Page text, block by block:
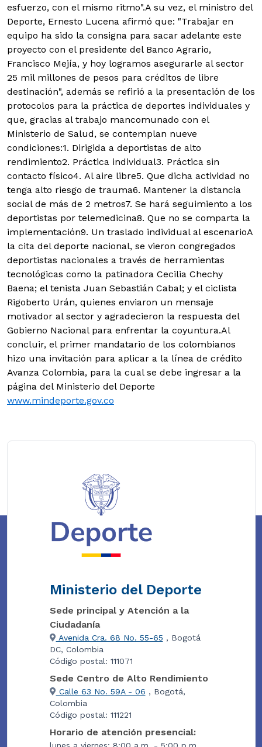
esfuerzo, con el mismo ritmo".A su vez, el ministro del
Deporte, Ernesto Lucena afirmó que: "Trabajar en
equipo ha sido la consigna para sacar adelante este
proyecto con el presidente del Banco Agrario,
Francisco Mejía, y hoy logramos asegurarle al sector
25 mil millones de pesos para créditos de libre
destinación", además se refirió a la presentación de los
protocolos para la práctica de deportes individuales y
que, gracias al trabajo mancomunado con el
Ministerio de Salud, se contemplan nueve
condiciones:1. Dirigida a deportistas de alto
rendimiento2. Práctica individual3. Práctica sin
contacto físico4. Al aire libre5. Que dicha actividad no
tenga alto riesgo de trauma6. Mantener la distancia
social de más de 2 metros7. Se hará seguimiento a los
deportistas por telemedicina8. Que no se comparta la
implementación9. Un traslado individual al escenarioA
la cita del deporte nacional, se vieron congregados
deportistas nacionales a través de herramientas
tecnológicas como la patinadora Cecilia Chechy
Baena; el tenista Juan Sebastián Cabal; y el ciclista
Rigoberto Urán, quienes enviaron un mensaje
motivador al sector y agradecieron la respuesta del
Gobierno Nacional para enfrentar la coyuntura.Al
concluir, el primer mandatario de los colombianos
hizo una invitación para aplicar a la línea de crédito
Avanza Colombia, para la cual se debe ingresar a la
página del Ministerio del Deporte
www.mindeporte.gov.co
Ministerio del Deporte
Sede principal y Atención a la
Ciudadanía
Avenida Cra. 68 No. 55-65 , Bogotá
DC, Colombia
Código postal: 111071
Sede Centro de Alto Rendimiento
Calle 63 No. 59A - 06 , Bogotá,
Colombia
Código postal: 111221
Horario de atención presencial: